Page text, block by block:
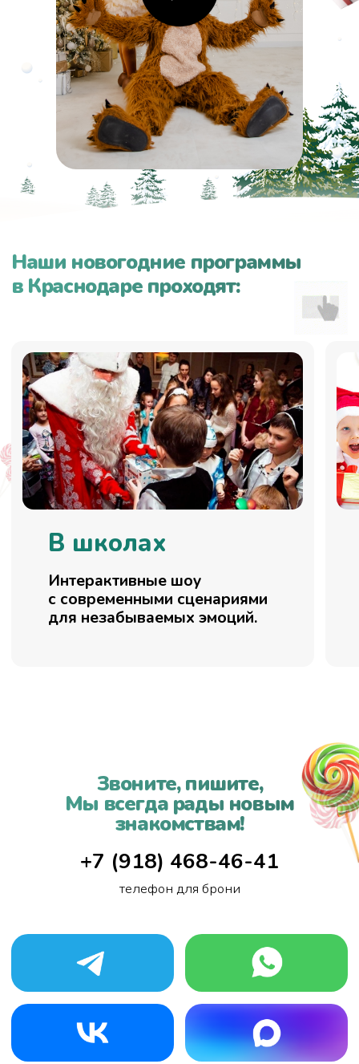
Звоните, пишите,
Мы всегда рады новым
знакомствам!
+7 (918) 468-46-41
телефон для брони
Дед Мороз и Снегурочка приедут
куда вам угодно!
Дед Мороз
и Снегурочка
на корпоратив
Подробнее
Дед Мороз
и Снегурочка на дом
Дед Мороз
и Снегурочка
Подробнее